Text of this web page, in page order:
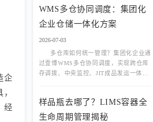
企
经
WMS多仓协同调度：集团化
企业仓储一体化方案
2026-07-03
多仓库如何统一管理？集团化企业通
过壹博WMS多仓协同调度，实现跨仓库
存调拨、中央监控、JIT成品发运一体
样品瓶去哪了？LIMS容器全
生命周期管理揭秘